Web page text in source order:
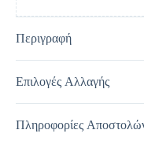
Περιγραφή
Επιλογές Αλλαγής
Πληροφορίες